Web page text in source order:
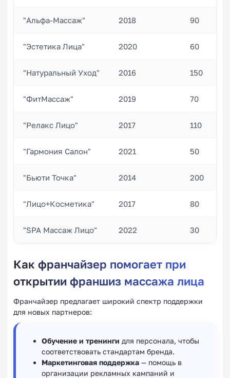
"Альфа-Массаж" 2018 90
"Эстетика Лица" 2020 60
"Натуральный Уход" 2016 150
"ФитМассаж" 2019 70
"Релакс Лицо" 2017 110
"Гармония Салон" 2021 50
"Бьюти Точка" 2014 200
"Лицо+Косметика" 2017 80
"SPA Массаж Лицо" 2022 30
Как франчайзер помогает при
открытии франшиз массажа лица
Франчайзер предлагает широкий спектр поддержки
для новых партнеров:
Обучение и тренинги для персонала, чтобы
соответствовать стандартам бренда.
Маркетинговая поддержка — помощь в
организации рекламных кампаний и